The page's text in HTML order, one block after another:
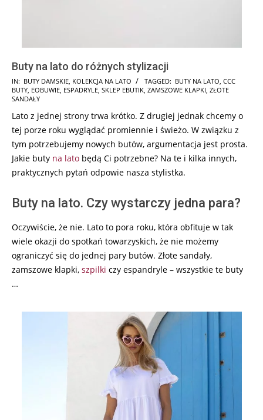
Buty na lato do różnych stylizacji
2026-
02-
IN: BUTY DAMSKIE, KOLEKCJA NA LATO TAGGED: BUTY NA LATO, CCC
BUTY, EOBUWIE, ESPADRYLE, SKLEP EBUTIK, ZAMSZOWE KLAPKI, ZŁOTE
SANDAŁY
Lato z jednej strony trwa krótko. Z drugiej jednak chcemy o
tej porze roku wyglądać promiennie i świeżo. W związku z
tym potrzebujemy nowych butów, argumentacja jest prosta.
Jakie buty na lato będą Ci potrzebne? Na te i kilka innych,
praktycznych pytań odpowie nasza stylistka.
Buty na lato. Czy wystarczy jedna para?
Oczywiście, że nie. Lato to pora roku, która obfituje w tak
wiele okazji do spotkań towarzyskich, że nie możemy
ograniczyć się do jednej pary butów. Złote sandały,
zamszowe klapki, szpilki czy espandryle – wszystkie te buty
…